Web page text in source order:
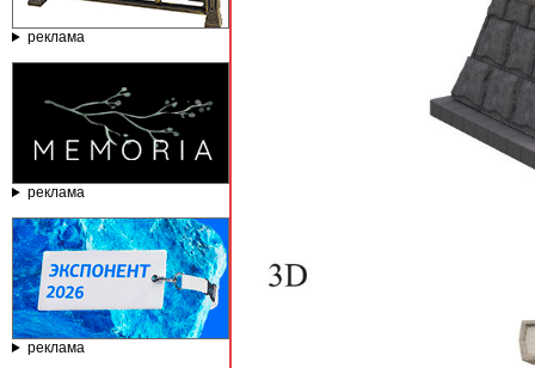
реклама
реклама
реклама